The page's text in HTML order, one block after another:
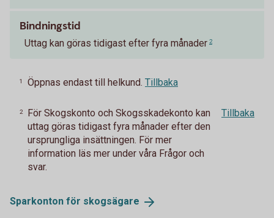
Bindningstid
Uttag kan göras tidigast efter fyra månader 2
1 Öppnas endast till helkund. Tillbaka
2
För Skogskonto och Skogsskadekonto kan
uttag göras tidigast fyra månader efter den
ursprungliga insättningen. För mer
information läs mer under våra Frågor och
svar.
Tillbaka
Sparkonton för skogsägare